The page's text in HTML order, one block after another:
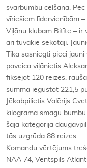
svarbumbu celšanā.
vīriešiem līdervienībām
Viļānu klubam Bitīte – ir
arī tuvākie sekotāji.
Tika sasniegti pieci
paveica viļānietis
fiksējot 120 reizes,
summā iegūstot 221,5
Jēkabpilietis Valērijs
kilograma smagu
šajā kategorijā
tās uzgrūda 88 reizes.
Komandu vērtējums
NAA 74, Ventspils